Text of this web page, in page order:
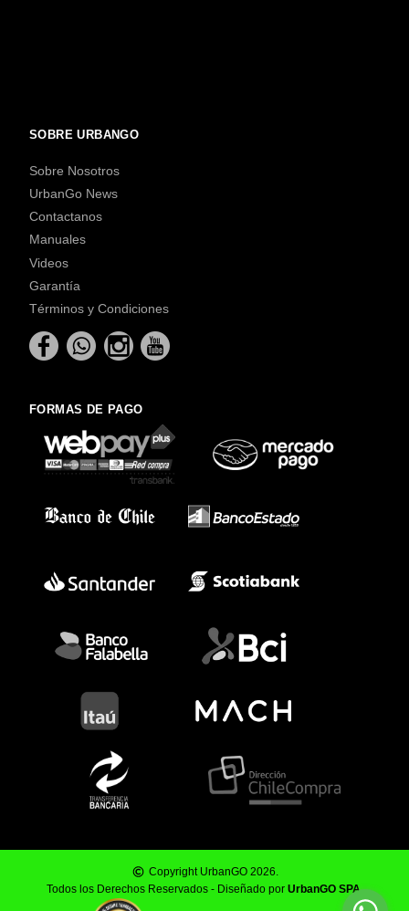
SOBRE URBANGO
Sobre Nosotros
UrbanGo News
Contactanos
Manuales
Videos
Garantía
Términos y Condiciones
FORMAS DE PAGO
Copyright UrbanGO 2026.
Todos los Derechos Reservados - Diseñado por UrbanGO SPA.